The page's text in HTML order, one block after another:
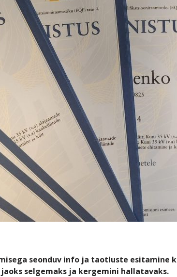
seonduv info ja taotluste esitamine
selgemaks ja kergemini hallatavaks.